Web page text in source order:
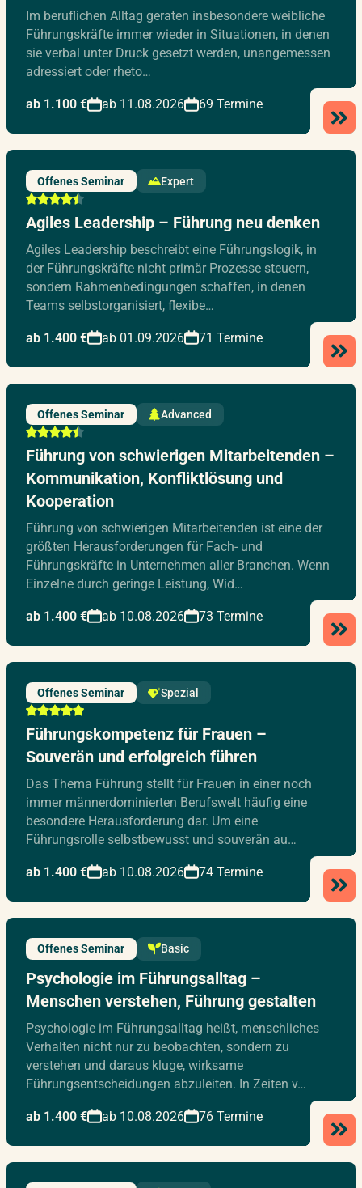
Im beruflichen Alltag geraten insbesondere weibliche
Führungskräfte immer wieder in Situationen, in denen
sie verbal unter Druck gesetzt werden, unangemessen
adressiert oder rheto…
ab 1.100 € ab 11.08.2026 69 Termine
Offenes Seminar Expert
Agiles Leadership – Führung neu denken
Agiles Leadership beschreibt eine Führungslogik, in
der Führungskräfte nicht primär Prozesse steuern,
sondern Rahmenbedingungen schaffen, in denen
Teams selbstorganisiert, flexibe…
ab 1.400 € ab 01.09.2026 71 Termine
Offenes Seminar Advanced
Führung von schwierigen Mitarbeitenden –
Kommunikation, Konfliktlösung und
Kooperation
Führung von schwierigen Mitarbeitenden ist eine der
größten Herausforderungen für Fach- und
Führungskräfte in Unternehmen aller Branchen. Wenn
Einzelne durch geringe Leistung, Wid…
ab 1.400 € ab 10.08.2026 73 Termine
Offenes Seminar Spezial
Führungskompetenz für Frauen –
Souverän und erfolgreich führen
Das Thema Führung stellt für Frauen in einer noch
immer männerdominierten Berufswelt häufig eine
besondere Herausforderung dar. Um eine
Führungsrolle selbstbewusst und souverän au…
ab 1.400 € ab 10.08.2026 74 Termine
Offenes Seminar Basic
Psychologie im Führungsalltag –
Menschen verstehen, Führung gestalten
Psychologie im Führungsalltag heißt, menschliches
Verhalten nicht nur zu beobachten, sondern zu
verstehen und daraus kluge, wirksame
Führungsentscheidungen abzuleiten. In Zeiten v…
ab 1.400 € ab 10.08.2026 76 Termine